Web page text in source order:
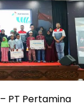
– PT Pertamina